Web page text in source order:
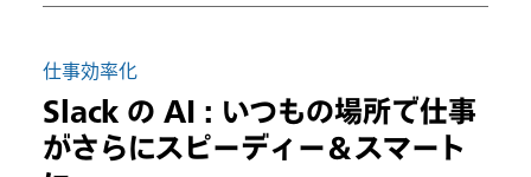
仕事効率化
Slack の AI : いつもの場所で仕事
がさらにスピーディー＆スマート